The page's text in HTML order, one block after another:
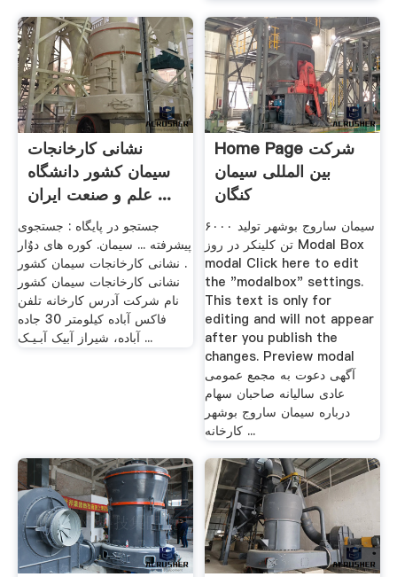
نشانی کارخانجات
سیمان کشور دانشگاه
علم و صنعت ایران ...
جستجو در پایگاه : جستجوی
پیشرفته ... سیمان. کوره های دوٌار
. نشانی کارخانجات سیمان کشور
نشانی کارخانجات سیمان کشور
نام شرکت آدرس کارخانه تلفن
فاکس آباده کیلومتر 30 جاده
آباده، شیراز آبیک آبـیـک ...
Home Page شرکت
بین المللی سیمان
کنگان
سیمان ساروج بوشهر تولید ۶۰۰۰
تن کلینکر در روز Modal Box
modal Click here to edit
the "modalbox" settings.
This text is only for
editing and will not appear
after you publish the
changes. Preview modal
آگهی دعوت به مجمع عمومی
عادی سالیانه صاحبان سهام
درباره سیمان ساروج بوشهر
کارخانه ...